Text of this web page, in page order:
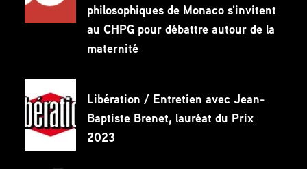
philosophiques de Monaco s'invitent
au CHPG pour débattre autour de la
maternité
Libération / Entretien avec Jean-
Baptiste Brenet, lauréat du Prix
2023